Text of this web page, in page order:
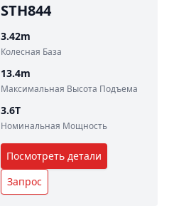
STH844
Колесная База
3.42m
Максимальная Высота Подъема
13.4m
Номинальная Мощность
3.6T
Посмотреть детали
Запрос